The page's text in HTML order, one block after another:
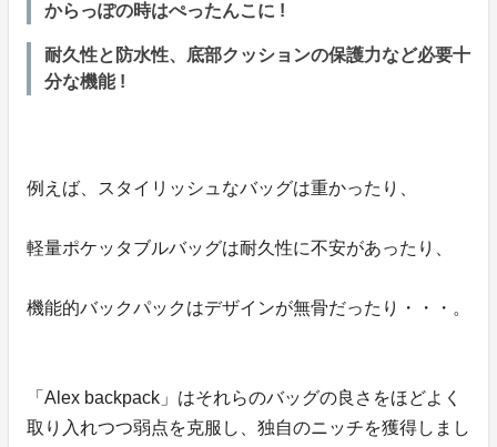
からっぽの時はぺったんこに !
耐久性と防水性、底部クッションの保護力など必要十
分な機能 !
例えば、スタイリッシュなバッグは重かったり、
軽量ポケッタブルバッグは耐久性に不安があったり、
機能的バックパックはデザインが無骨だったり・・・。
「Alex backpack」はそれらのバッグの良さをほどよく
取り入れつつ弱点を克服し、独自のニッチを獲得しまし